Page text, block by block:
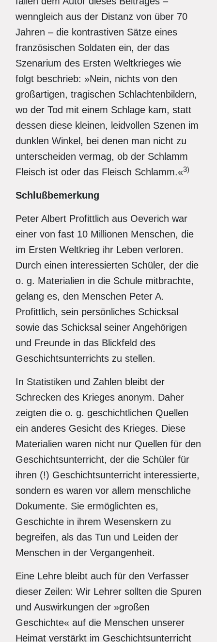
wenngleich aus der Distanz von über 70
Jahren – die kontrastiven Sätze eines
französischen Soldaten ein, der das
Szenarium des Ersten Weltkrieges wie
folgt beschrieb: »Nein, nichts von den
großartigen, tragischen Schlachtenbildern,
wo der Tod mit einem Schlage kam, statt
dessen diese kleinen, leidvollen Szenen im
dunklen Winkel, bei denen man nicht zu
unterscheiden vermag, ob der Schlamm
Fleisch ist oder das Fleisch Schlamm.«3)
Schlußbemerkung
Peter Albert Profittlich aus Oeverich war
einer von fast 10 Millionen Menschen, die
im Ersten Weltkrieg ihr Leben verloren.
Durch einen interessierten Schüler, der die
o. g. Materialien in die Schule mitbrachte,
gelang es, den Menschen Peter A.
Profittlich, sein persönliches Schicksal
sowie das Schicksal seiner Angehörigen
und Freunde in das Blickfeld des
Geschichtsunterrichts zu stellen.
In Statistiken und Zahlen bleibt der
Schrecken des Krieges anonym. Daher
zeigten die o. g. geschichtlichen Quellen
ein anderes Gesicht des Krieges. Diese
Materialien waren nicht nur Quellen für den
Geschichtsunterricht, der die Schüler für
ihren (!) Geschichtsunterricht interessierte,
sondern es waren vor allem menschliche
Dokumente. Sie ermöglichten es,
Geschichte in ihrem Wesenskern zu
begreifen, als das Tun und Leiden der
Menschen in der Vergangenheit.
Eine Lehre bleibt auch für den Verfasser
dieser Zeilen: Wir Lehrer sollten die Spuren
und Auswirkungen der »großen
Geschichte« auf die Menschen unserer
Heimat verstärkt im Geschichtsunterricht